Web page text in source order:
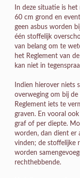
In deze situatie is
60 cm grond en
geen asbus worden
één stoffelijk
van belang om te
het Reglement van
kan niet in
Indien hierover niets
overweging om bij
Reglement iets te
graven. En vooral
graf of per diepte.
worden, dan dient er
vinden; de stoffelijke
worden
rechthebbende.